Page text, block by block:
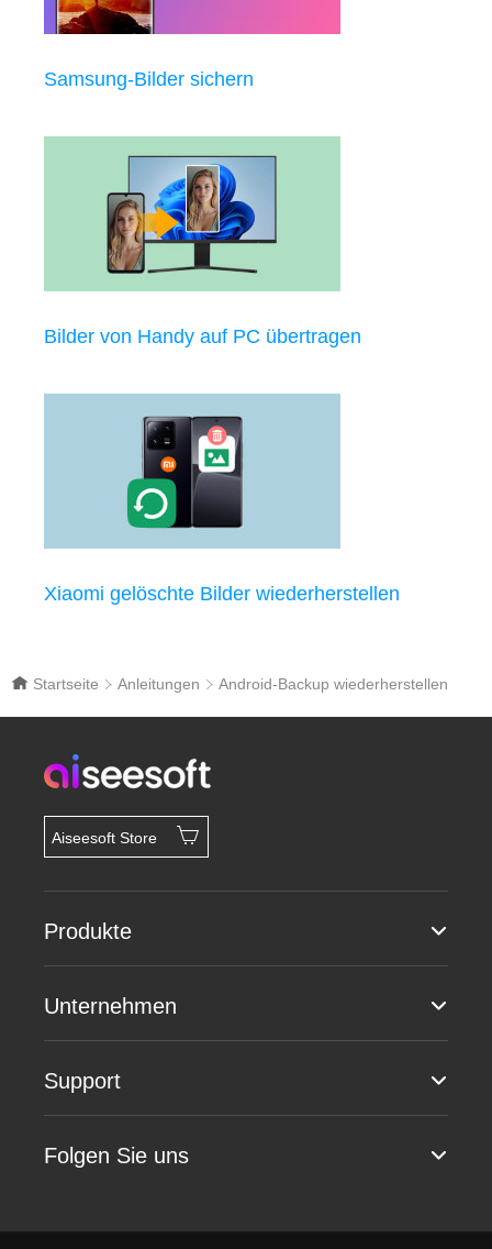
Samsung-Bilder sichern
Bilder von Handy auf PC übertragen
Xiaomi gelöschte Bilder wiederherstellen
Startseite Anleitungen Android-Backup wiederherstellen
Aiseesoft Store
Produkte
Unternehmen
Support
Folgen Sie uns